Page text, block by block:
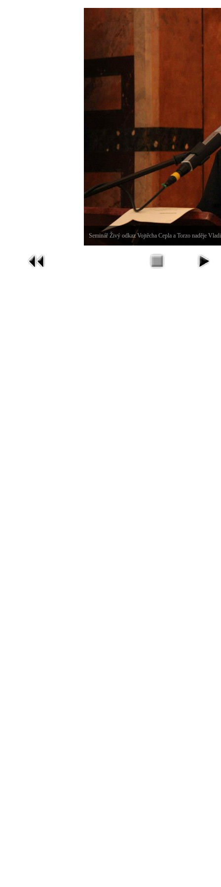
Seminář Živý odkaz Vojtěcha Cepla a Torzo naděje